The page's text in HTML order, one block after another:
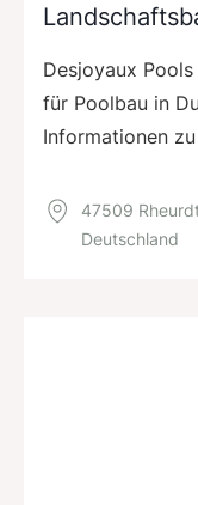
Desjoyaux
für Poolbau in
Informationen
47509
Deutschland